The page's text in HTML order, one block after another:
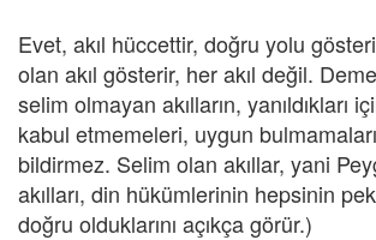
Evet, akıl hüccettir, doğru yolu
olan akıl gösterir, her akıl değil.
selim olmayan akılların, yanıldıkları
kabul etmemeleri, uygun
bildirmez. Selim olan akıllar, yani
akılları, din hükümlerinin hepsinin
doğru olduklarını açıkça görür.)